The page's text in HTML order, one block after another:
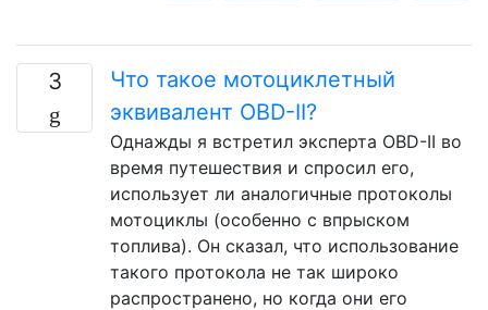
3
Что такое мотоциклетный
эквивалент OBD-II?
Однажды я встретил эксперта OBD-II во
время путешествия и спросил его,
использует ли аналогичные протоколы
мотоциклы (особенно с впрыском
топлива). Он сказал, что использование
такого протокола не так широко
распространено, но когда они его